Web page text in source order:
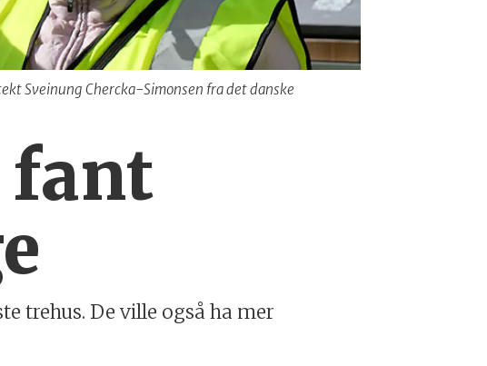
Sveinung Chercka-Simonsen fra det danske
fant
trehus. De ville også ha mer